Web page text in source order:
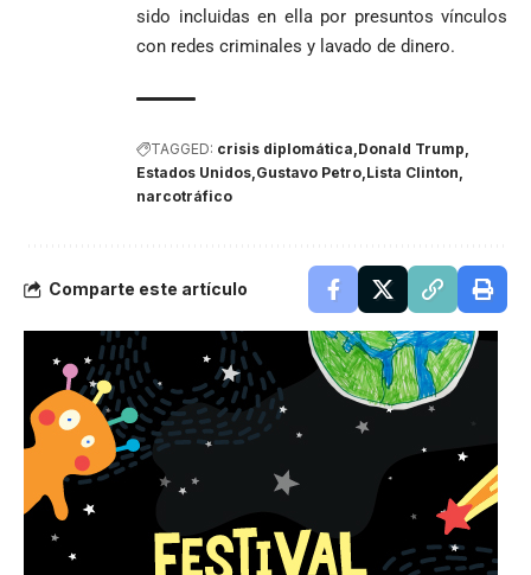
sido incluidas en ella por presuntos vínculos
con redes criminales y lavado de dinero.
TAGGED: crisis diplomática Donald Trump
Estados Unidos Gustavo Petro Lista Clinton
narcotráfico
Comparte este artículo